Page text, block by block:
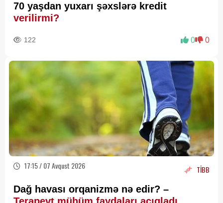
70 yaşdan yuxarı şəxslərə kredit
verilirmi?
122 0 0
17:15 / 07 Avqust 2026 TİBB
Dağ havası orqanizmə nə edir? –